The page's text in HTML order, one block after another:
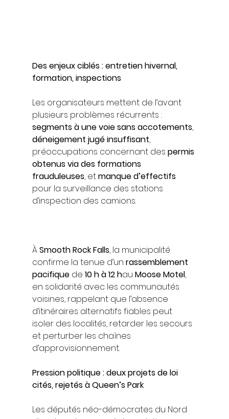
Des enjeux ciblés : entretien hivernal,
formation, inspections
Les organisateurs mettent de l’avant
plusieurs problèmes récurrents :
segments à une voie sans accotements,
déneigement jugé insuffisant,
préoccupations concernant des permis
obtenus via des formations
frauduleuses, et manque d’effectifs
pour la surveillance des stations
d’inspection des camions.
À Smooth Rock Falls, la municipalité
confirme la tenue d’un rassemblement
pacifique de 10 h à 12 hau Moose Motel,
en solidarité avec les communautés
voisines, rappelant que l’absence
d’itinéraires alternatifs fiables peut
isoler des localités, retarder les secours
et perturber les chaînes
d’approvisionnement.
Pression politique : deux projets de loi
cités, rejetés à Queen’s Park
Les députés néo-démocrates du Nord